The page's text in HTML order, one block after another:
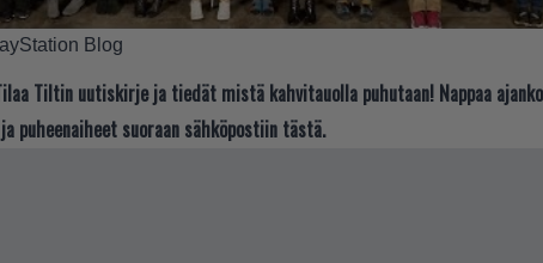
Blog
Tiltin uutiskirje ja tiedät mistä kahvitauolla puhutaan! Nappaa
puheenaiheet suoraan sähköpostiin tästä.